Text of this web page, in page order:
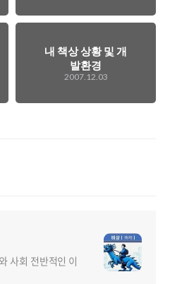
내 책상 상황 및 개
발환경
2007.12.03
사회 전반적인 이